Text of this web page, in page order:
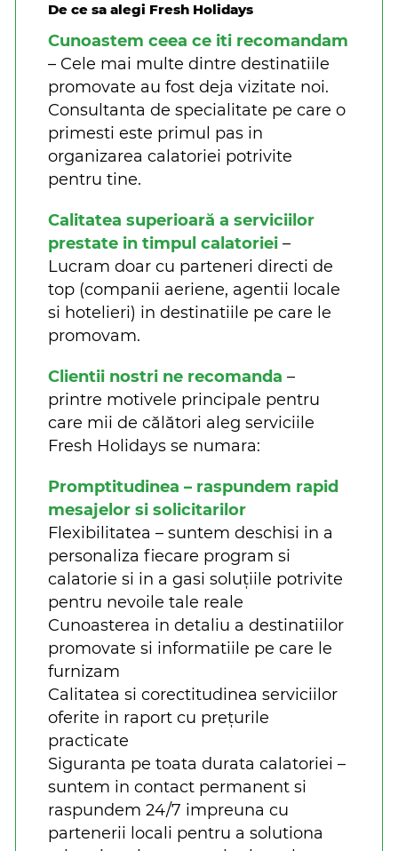
De ce sa alegi Fresh Holidays
Cunoastem ceea ce iti recomandam
– Cele mai multe dintre destinatiile
promovate au fost deja vizitate noi.
Consultanta de specialitate pe care o
primesti este primul pas in
organizarea calatoriei potrivite
pentru tine.
Calitatea superioară a serviciilor
prestate in timpul calatoriei –
Lucram doar cu parteneri directi de
top (companii aeriene, agentii locale
si hotelieri) in destinatiile pe care le
promovam.
Clientii nostri ne recomanda –
printre motivele principale pentru
care mii de călători aleg serviciile
Fresh Holidays se numara:
Promptitudinea – raspundem rapid
mesajelor si solicitarilor
Flexibilitatea – suntem deschisi in a
personaliza fiecare program si
calatorie si in a gasi soluțiile potrivite
pentru nevoile tale reale
Cunoasterea in detaliu a destinatiilor
promovate si informatiile pe care le
furnizam
Calitatea si corectitudinea serviciilor
oferite in raport cu prețurile
practicate
Siguranta pe toata durata calatoriei –
suntem in contact permanent si
raspundem 24/7 impreuna cu
partenerii locali pentru a solutiona